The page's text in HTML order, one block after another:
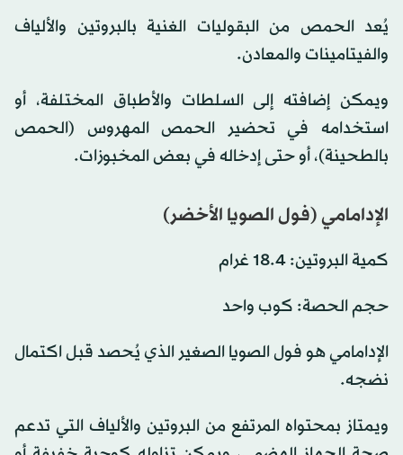
يُعد الحمص من البقوليات الغنية بالبروتين والألياف
والفيتامينات والمعادن.
ويمكن إضافته إلى السلطات والأطباق المختلفة، أو
استخدامه في تحضير الحمص المهروس (الحمص
بالطحينة)، أو حتى إدخاله في بعض المخبوزات.
الإدامامي (فول الصويا الأخضر)
كمية البروتين: 18.4 غرام
حجم الحصة: كوب واحد
الإدامامي هو فول الصويا الصغير الذي يُحصد قبل اكتمال
نضجه.
ويمتاز بمحتواه المرتفع من البروتين والألياف التي تدعم